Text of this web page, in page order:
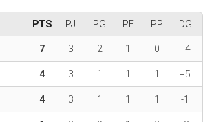
PTS PJ PG PE PP DG
7 3 2 1 0 +4
4 3 1 1 1 +5
4 3 1 1 1 -1